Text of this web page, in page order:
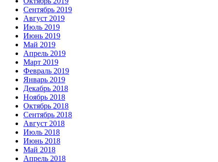
Сентябрь 2019
Август 2019
Июль 2019
Июнь 2019
Май 2019
Апрель 2019
Март 2019
Февраль 2019
Январь 2019
Декабрь 2018
Ноябрь 2018
Октябрь 2018
Сентябрь 2018
Август 2018
Июль 2018
Июнь 2018
Май 2018
Апрель 2018